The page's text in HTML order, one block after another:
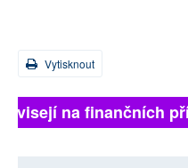
Vytisknout
na finančních